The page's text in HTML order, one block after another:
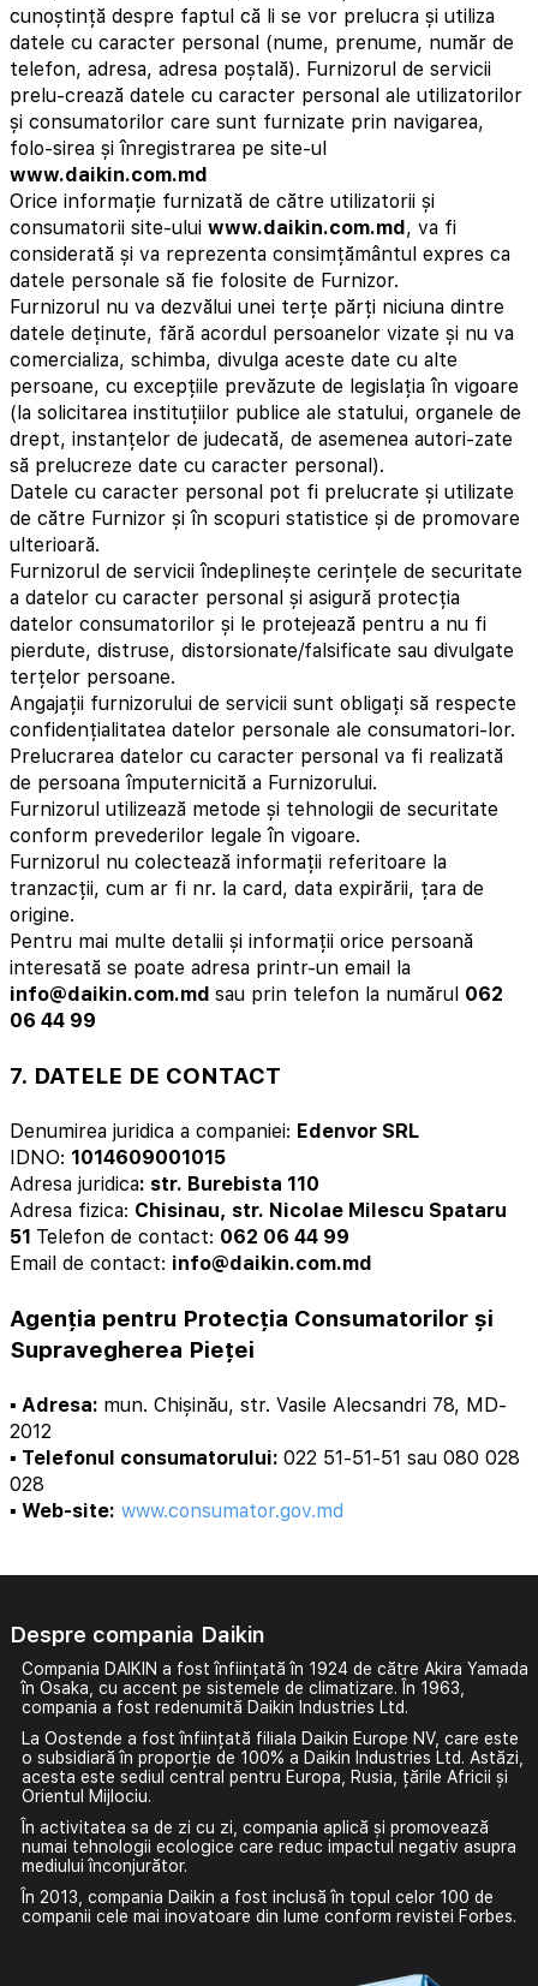
cunoștință despre faptul că li se vor prelucra și utiliza
datele cu caracter personal (nume, prenume, număr de
telefon, adresa, adresa poștală). Furnizorul de servicii
prelu-crează datele cu caracter personal ale utilizatorilor
și consumatorilor care sunt furnizate prin navigarea,
folo-sirea și înregistrarea pe site-ul
www.daikin.com.md
Orice informație furnizată de către utilizatorii și
consumatorii site-ului www.daikin.com.md, va fi
considerată și va reprezenta consimțământul expres ca
datele personale să fie folosite de Furnizor.
Furnizorul nu va dezvălui unei terțe părți niciuna dintre
datele deținute, fără acordul persoanelor vizate și nu va
comercializa, schimba, divulga aceste date cu alte
persoane, cu excepțiile prevăzute de legislația în vigoare
(la solicitarea instituțiilor publice ale statului, organele de
drept, instanțelor de judecată, de asemenea autori-zate
să prelucreze date cu caracter personal).
Datele cu caracter personal pot fi prelucrate și utilizate
de către Furnizor și în scopuri statistice și de promovare
ulterioară.
Furnizorul de servicii îndeplinește cerințele de securitate
a datelor cu caracter personal și asigură protecția
datelor consumatorilor și le protejează pentru a nu fi
pierdute, distruse, distorsionate/falsificate sau divulgate
terțelor persoane.
Angajații furnizorului de servicii sunt obligați să respecte
confidențialitatea datelor personale ale consumatori-lor.
Prelucrarea datelor cu caracter personal va fi realizată
de persoana împuternicită a Furnizorului.
Furnizorul utilizează metode și tehnologii de securitate
conform prevederilor legale în vigoare.
Furnizorul nu colectează informații referitoare la
tranzacții, cum ar fi nr. la card, data expirării, țara de
origine.
Pentru mai multe detalii și informații orice persoană
interesată se poate adresa printr-un email la
info@daikin.com.md sau prin telefon la numărul 062
06 44 99
7. DATELE DE CONTACT
Denumirea juridica a companiei: Edenvor SRL
IDNO: 1014609001015
Adresa juridica: str. Burebista 110
Adresa fizica: Chisinau, str. Nicolae Milescu Spataru
51 Telefon de contact: 062 06 44 99
Email de contact: info@daikin.com.md
Agenția pentru Protecția Consumatorilor și
Supravegherea Pieței
▪️ Adresa: mun. Chișinău, str. Vasile Alecsandri 78, MD-
2012
▪️ Telefonul consumatorului: 022 51-51-51 sau 080 028
028
▪️ Web-site: www.consumator.gov.md
Despre compania Daikin
Compania DAIKIN a fost înființată în 1924 de către Akira Yamada
în Osaka, cu accent pe sistemele de climatizare. În 1963,
compania a fost redenumită Daikin Industries Ltd.
La Oostende a fost înființată filiala Daikin Europe NV, care este
o subsidiară în proporție de 100% a Daikin Industries Ltd. Astăzi,
acesta este sediul central pentru Europa, Rusia, țările Africii și
Orientul Mijlociu.
În activitatea sa de zi cu zi, compania aplică și promovează
numai tehnologii ecologice care reduc impactul negativ asupra
mediului înconjurător.
În 2013, compania Daikin a fost inclusă în topul celor 100 de
companii cele mai inovatoare din lume conform revistei Forbes.